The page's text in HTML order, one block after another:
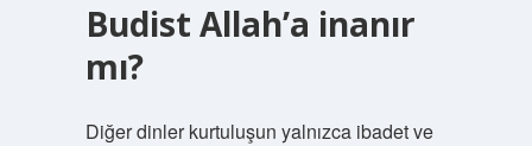
Budist Allah’a inanır
mı?
Diğer dinler kurtuluşun yalnızca ibadet ve